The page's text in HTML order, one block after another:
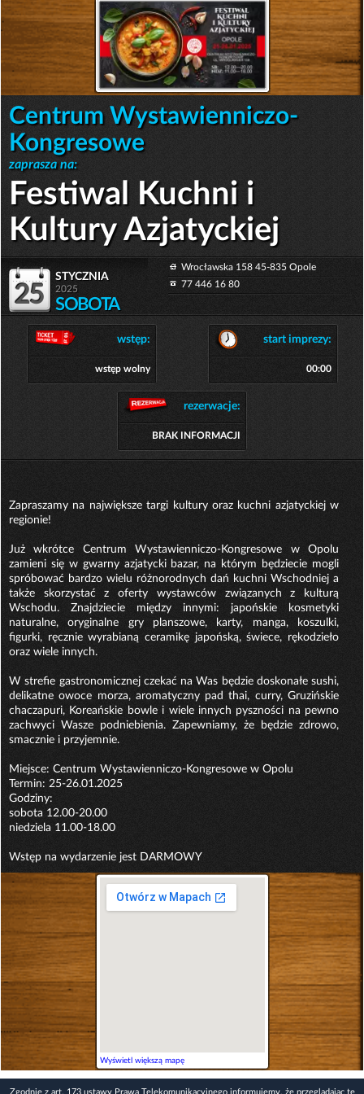
Centrum Wystawienniczo-
Kongresowe
zaprasza na:
Festiwal Kuchni i
Kultury Azjatyckiej
25
stycznia
2025
SOBOTA
Wrocławska 158 45-835 Opole
77 446 16 80
wstęp:
wstęp wolny
start imprezy:
00:00
rezerwacje:
BRAK INFORMACJI
Zapraszamy na największe targi kultury oraz kuchni azjatyckiej w
regionie!
Już wkrótce Centrum Wystawienniczo-Kongresowe w Opolu
zamieni się w gwarny azjatycki bazar, na którym będziecie mogli
spróbować bardzo wielu różnorodnych dań kuchni Wschodniej a
także skorzystać z oferty wystawców związanych z kulturą
Wschodu. Znajdziecie między innymi: japońskie kosmetyki
naturalne, oryginalne gry planszowe, karty, manga, koszulki,
figurki, ręcznie wyrabianą ceramikę japońską, świece, rękodzieło
oraz wiele innych.
W strefie gastronomicznej czekać na Was będzie doskonałe sushi,
delikatne owoce morza, aromatyczny pad thai, curry, Gruzińskie
chaczapuri, Koreańskie bowle i wiele innych pyszności na pewno
zachwyci Wasze podniebienia. Zapewniamy, że będzie zdrowo,
smacznie i przyjemnie.
Miejsce: Centrum Wystawienniczo-Kongresowe w Opolu
Termin: 25-26.01.2025
Godziny:
sobota 12.00-20.00
niedziela 11.00-18.00
Wstęp na wydarzenie jest DARMOWY
Wyświetl większą mapę
Zgodnie z art. 173 ustawy Prawa Telekomunikacyjnego informujemy, że przeglądając tę